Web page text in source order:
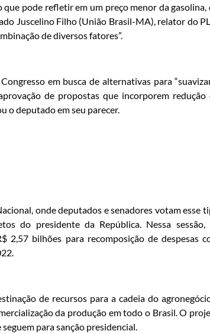
pode refletir em um preço menor da gasolina,
Juscelino Filho (União Brasil-MA), relator do
de diversos fatores”.
em busca de alternativas para
de propostas que incorporem redução
o deputado em seu parecer.
onde deputados e senadores votam esse
do presidente da República. Nessa sessão,
2,57 bilhões para recomposição de despesas
de recursos para a cadeia do
da produção em todo o Brasil. O
para sanção presidencial.